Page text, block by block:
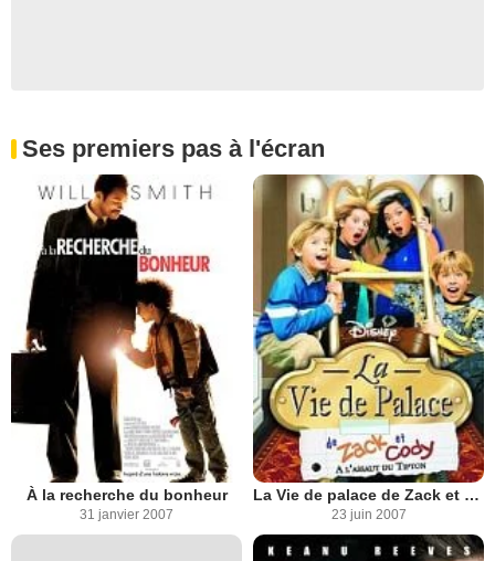
Ses premiers pas à l'écran
À la recherche du bonheur
31 janvier 2007
La Vie de palace de Zack et Cody
23 juin 2007